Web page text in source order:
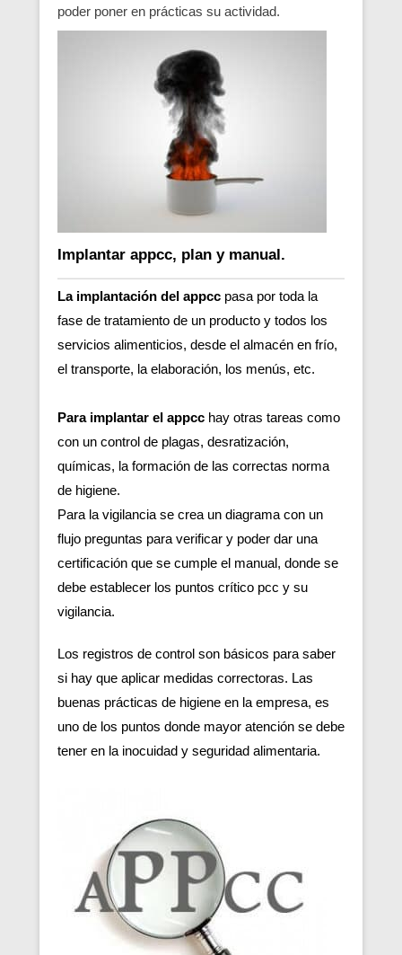
poder poner en prácticas su actividad.
Implantar appcc, plan y manual.
La implantación del appcc pasa por toda la
fase de tratamiento de un producto y todos los
servicios alimenticios, desde el almacén en frío,
el transporte, la elaboración, los menús, etc.
Para implantar el appcc hay otras tareas como
con un control de plagas, desratización,
químicas, la formación de las correctas norma
de higiene.
Para la vigilancia se crea un diagrama con un
flujo preguntas para verificar y poder dar una
certificación que se cumple el manual, donde se
debe establecer los puntos crítico pcc y su
vigilancia.
Los registros de control son básicos para saber
si hay que aplicar medidas correctoras. Las
buenas prácticas de higiene en la empresa, es
uno de los puntos donde mayor atención se debe
tener en la inocuidad y seguridad alimentaria.